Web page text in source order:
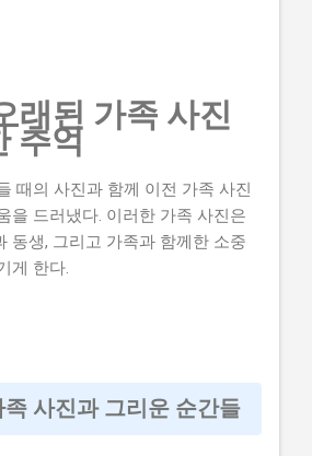
이 복잡하여 접수하기 어렵다는 생
드 챌린지 참여기업 모집 연장 공고
금액과 실제 혜택에 대해서도 자세히
서 이 글을 읽고 2026년 -브랜드 챌
차 이 사업, 정말 받을 수 있을까? 신
원 내용과 실제 혜택 단계별 신청 방
합격 전략 지금 신청하러 가기 이 사
까? 이 사업이 뭔지, 지원 규모, 연간
모는 총 5천만 원 이고, 연간 선발 인
. 경쟁률은 10:1 로 높습니다. 유사 사
등 구체적 차이점) 2026년 -브랜드
래된 가족 사진
추억
때의 사진과 함께 이전 가족 사진
을 드러냈다. 이러한 가족 사진은
동생, 그리고 가족과 함께한 소중
게 한다.
사진과 그리운 순간들